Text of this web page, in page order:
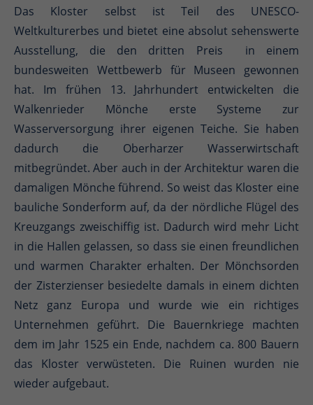
Das Kloster selbst ist Teil des UNESCO-
Weltkulturerbes und bietet eine absolut sehenswerte
Ausstellung, die den dritten Preis in einem
bundesweiten Wettbewerb für Museen gewonnen
hat. Im frühen 13. Jahrhundert entwickelten die
Walkenrieder Mönche erste Systeme zur
Wasserversorgung ihrer eigenen Teiche. Sie haben
dadurch die Oberharzer Wasserwirtschaft
mitbegründet. Aber auch in der Architektur waren die
damaligen Mönche führend. So weist das Kloster eine
bauliche Sonderform auf, da der nördliche Flügel des
Kreuzgangs zweischiffig ist. Dadurch wird mehr Licht
in die Hallen gelassen, so dass sie einen freundlichen
und warmen Charakter erhalten. Der Mönchsorden
der Zisterzienser besiedelte damals in einem dichten
Netz ganz Europa und wurde wie ein richtiges
Unternehmen geführt. Die Bauernkriege machten
dem im Jahr 1525 ein Ende, nachdem ca. 800 Bauern
das Kloster verwüsteten. Die Ruinen wurden nie
wieder aufgebaut.